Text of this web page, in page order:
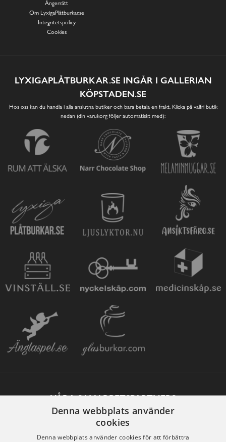
Ångerrätt
Om LyxigaPlåtburkar.se
Integritetspolicy
Cookies
LYXIGAPLÅTBURKAR.SE INGÅR I GALLERIAN
KÖPSTADEN.SE
Hos oss kan du handla i alla anslutna butiker och bara betala en frakt. Klicka på valfri butik
nedan (din varukorg följer automatiskt med):
VÅRA SAMARBETSPARTNERS
Denna webbplats använder
cookies
Denna webbplats använder cookies för att förbättra